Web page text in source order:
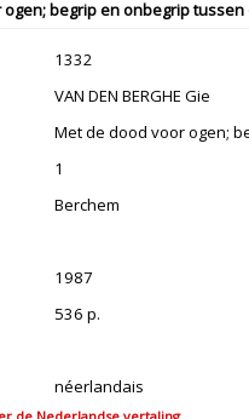
ogen; begrip en onbegrip
1332
VAN DEN BERGHE Gie
Met de dood voor ogen;
1
Berchem
1987
536 p.
néerlandais